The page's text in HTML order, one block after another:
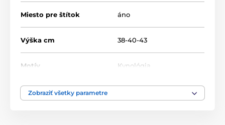
Miesto pre štítok áno
Výška cm 38-40-43
Motív Kynológia
Typ ocenenia
Zobraziť všetky parametre